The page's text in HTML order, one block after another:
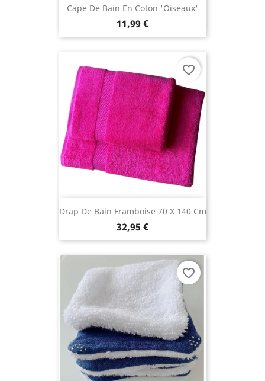
Cape De Bain En Coton 'Oiseaux'
11,99 €
Drap De Bain Framboise 70 X 140 Cm
32,95 €
favorite_border
favorite_border